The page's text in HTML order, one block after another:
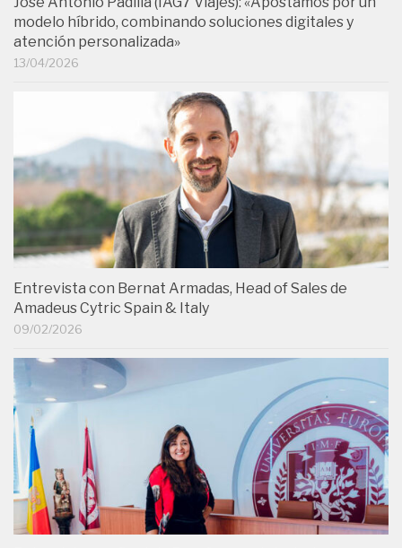
modelo híbrido, combinando soluciones digitales y
atención personalizada»
13/04/2026
Entrevista con Bernat Armadas, Head of Sales de
Amadeus Cytric Spain & Italy
09/02/2026